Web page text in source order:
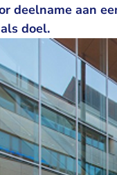
deelname aan
doel.